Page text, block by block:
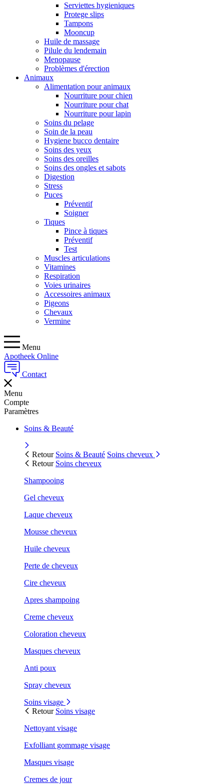
Serviettes hygieniques
Protege slips
Tampons
Mooncup
Huile de massage
Pilule du lendemain
Menopause
Problèmes d'érection
Animaux
Alimentation pour animaux
Nourriture pour chien
Nourriture pour chat
Nourriture pour lapin
Soins du pelage
Soin de la peau
Hygiene bucco dentaire
Soins des yeux
Soins des oreilles
Soins des ongles et sabots
Digestion
Stress
Puces
Préventif
Soigner
Tiques
Pince à tiques
Préventif
Test
Muscles articulations
Vitamines
Respiration
Voies urinaires
Accessoires animaux
Pigeons
Chevaux
Vermine
Menu
Apotheek Online
Contact
Menu
Compte
Paramètres
Soins & Beauté
Retour Soins & Beauté Soins cheveux
Retour Soins cheveux
Shampooing
Gel cheveux
Laque cheveux
Mousse cheveux
Huile cheveux
Perte de cheveux
Cire cheveux
Apres shampoing
Creme cheveux
Coloration cheveux
Masques cheveux
Anti poux
Spray cheveux
Soins visage
Retour Soins visage
Nettoyant visage
Exfolliant gommage visage
Masques visage
Cremes de jour